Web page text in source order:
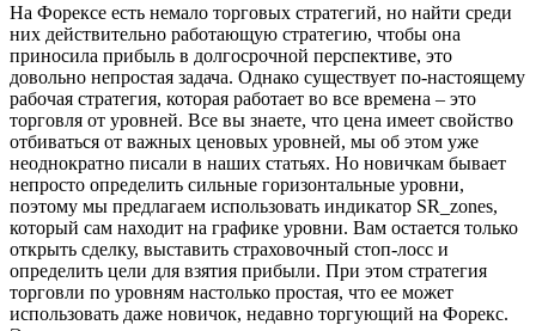
На Форексе есть немало торговых стратегий, но найти среди
них действительно работающую стратегию, чтобы она
приносила прибыль в долгосрочной перспективе, это
довольно непростая задача. Однако существует по-настоящему
рабочая стратегия, которая работает во все времена – это
торговля от уровней. Все вы знаете, что цена имеет свойство
отбиваться от важных ценовых уровней, мы об этом уже
неоднократно писали в наших статьях. Но новичкам бывает
непросто определить сильные горизонтальные уровни,
поэтому мы предлагаем использовать индикатор SR_zones,
который сам находит на графике уровни. Вам остается только
открыть сделку, выставить страховочный стоп-лосс и
определить цели для взятия прибыли. При этом стратегия
торговли по уровням настолько простая, что ее может
использовать даже новичок, недавно торгующий на Форекс.